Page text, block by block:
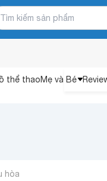
thể thaoMẹ và Bé
hòa